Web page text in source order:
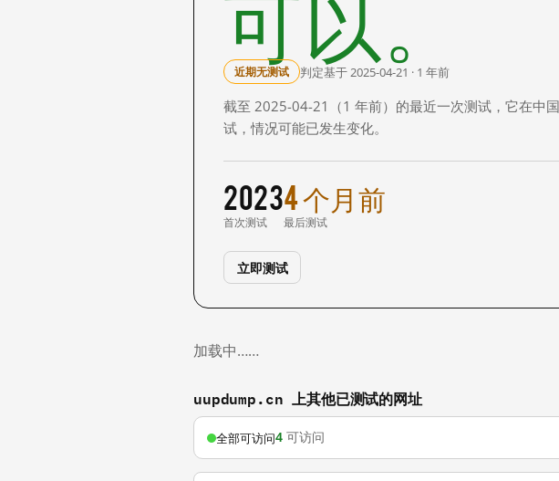
近期无测试 判定基于 2025-04-21 · 1 年前
截至 2025-04-21（1 年前）的最近一次测试，它在中
试，情况可能已发生变化。
2023
首次测试
4 个月前
最后测试
立即测试
加载中……
uupdump.cn 上其他已测试的网址
全部可访问4 可访问